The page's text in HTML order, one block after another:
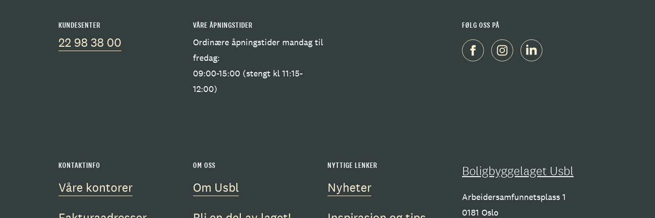
KUNDESENTER
22 98 38 00
VÅRE ÅPNINGSTIDER
Ordinære åpningstider mandag til
fredag:
09:00-15:00 (stengt kl 11:15-
12:00)
FØLG OSS PÅ
KONTAKTINFO
Våre kontorer
OM OSS
Om Usbl
NYTTIGE LENKER
Nyheter
Boligbyggelaget Usbl
Arbeidersamfunnetsplass 1
0181 Oslo